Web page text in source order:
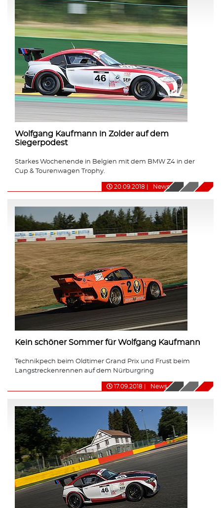
Wolfgang Kaufmann in Zolder auf dem
Siegerpodest
Starkes Wochenende in Belgien mit dem BMW Z4 in der
Cup & Tourenwagen Trophy.
20.09.2018 News
Kein schöner Sommer für Wolfgang Kaufmann
Technikpech beim Oldtimer Grand Prix und Frust beim
Langstreckenrennen auf dem Nürburgring
17.09.2018 News